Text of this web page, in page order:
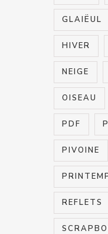
GLAIËUL
HIVER
NEIGE
OISEAU
PDF
PIVOINE
REFLETS